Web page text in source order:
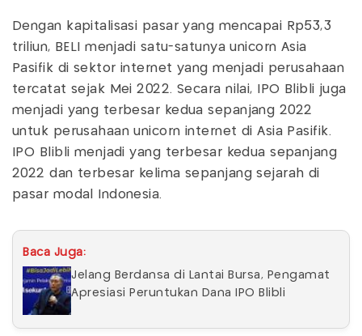
Dengan kapitalisasi pasar yang mencapai Rp53,3
triliun, BELI menjadi satu-satunya unicorn Asia
Pasifik di sektor internet yang menjadi perusahaan
tercatat sejak Mei 2022. Secara nilai, IPO Blibli juga
menjadi yang terbesar kedua sepanjang 2022
untuk perusahaan unicorn internet di Asia Pasifik.
IPO Blibli menjadi yang terbesar kedua sepanjang
2022 dan terbesar kelima sepanjang sejarah di
pasar modal Indonesia.
Baca Juga:
Jelang Berdansa di Lantai Bursa, Pengamat
Apresiasi Peruntukan Dana IPO Blibli